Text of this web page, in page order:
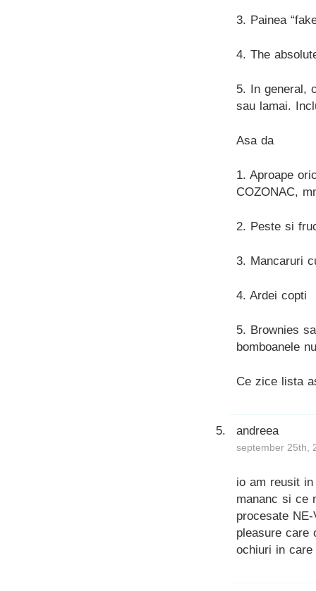
3. Painea
4. The
5. In general,
sau lamai.
Asa da
1. Aproape
COZONAC,
2. Peste si
3. Mancaruri
4. Ardei copti
5. Brownies
bomboanele
Ce zice lista
andreea
september 25th,
io am reusit
mananc si ce
procesate
pleasure care
ochiuri in